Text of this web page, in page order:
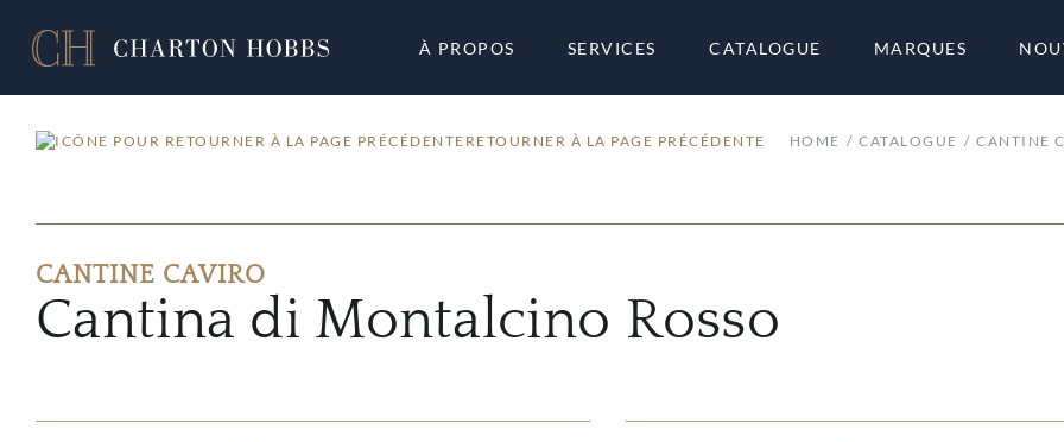
À PROPOS SERVICES CATALOGUE MARQUES
RETOURNER À LA PAGE PRÉCÉDENTE HOME CATALOGUE CANTINE
CANTINE CAVIRO
Cantina di Montalcino Rosso